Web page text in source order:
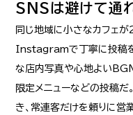
SNSは避けて通
同じ地域に小さなカフェが
Instagramで丁寧に投稿
な店内写真や心地よい
限定メニューなどの投稿だ
き、常連客だけを頼りに営